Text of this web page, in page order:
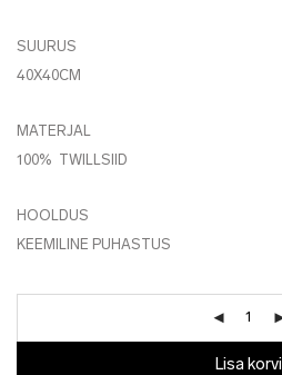
SUURUS
40X40CM
MATERJAL
100% TWILLSIID
HOOLDUS
KEEMILINE PUHASTUS
Lisa korvi